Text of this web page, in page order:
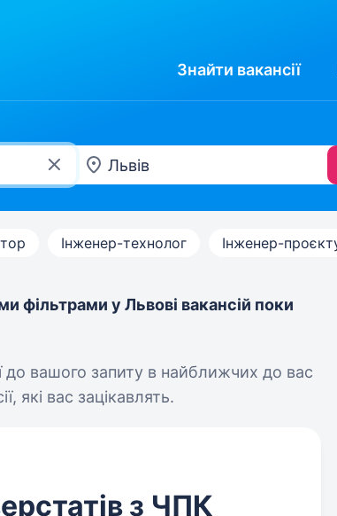
Знайти вакансії
Інженер-технолог Інженер-
фільтрами у Львові вакансій поки
до вашого запиту в найближчих до вас
які вас зацікавлять.
з ЧПК